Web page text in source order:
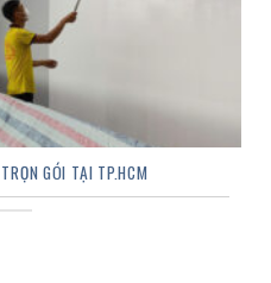
GÓI TẠI TP.HCM